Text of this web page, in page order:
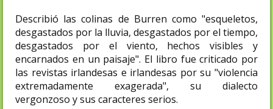
Describió las colinas de Burren como "esqueletos,
desgastados por la lluvia, desgastados por el tiempo,
desgastados por el viento, hechos visibles y
encarnados en un paisaje". El libro fue criticado por
las revistas irlandesas e irlandesas por su "violencia
extremadamente exagerada", su dialecto
vergonzoso y sus caracteres serios.